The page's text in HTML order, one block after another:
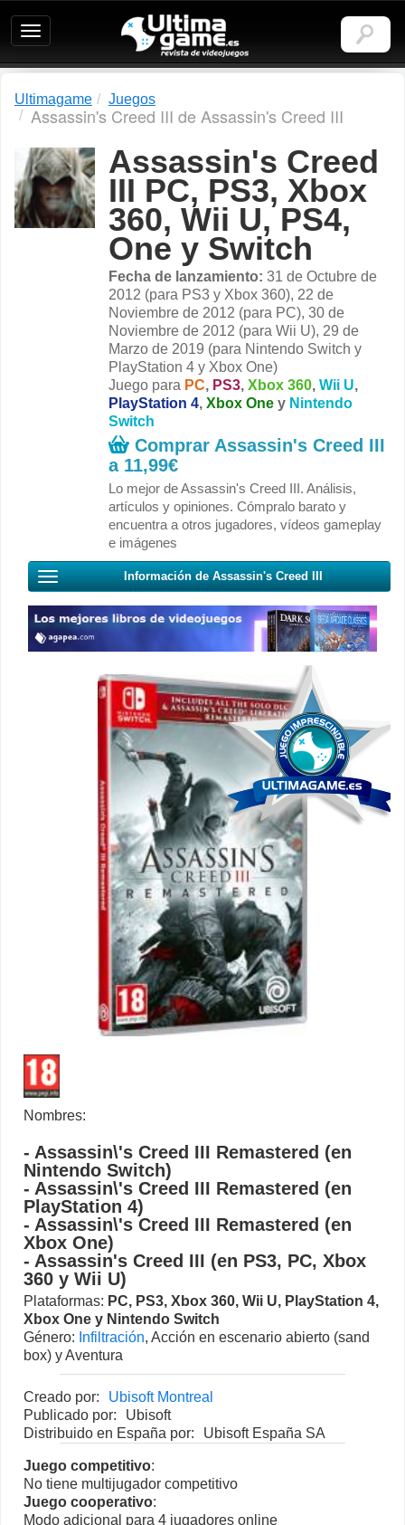
Ultimagame:
Revista
de
Ultimagame Juegos
Assassin's Creed III de Assassin's Creed III
Assassin's Creed
III PC, PS3, Xbox
360, Wii U, PS4,
One y Switch
Fecha de lanzamiento: 31 de Octubre de
2012 (para PS3 y Xbox 360), 22 de
Noviembre de 2012 (para PC), 30 de
Noviembre de 2012 (para Wii U), 29 de
Marzo de 2019 (para Nintendo Switch y
PlayStation 4 y Xbox One)
Juego para PC, PS3, Xbox 360, Wii U,
PlayStation 4, Xbox One y Nintendo
Switch
Comprar Assassin's Creed III
a 11,99€
Lo mejor de Assassin's Creed III. Análisis,
artículos y opiniones. Cómpralo barato y
encuentra a otros jugadores, vídeos gameplay
e imágenes
Información de Assassin's Creed III
Nombres:
- Assassin\'s Creed III Remastered (en
Nintendo Switch)
- Assassin\'s Creed III Remastered (en
PlayStation 4)
- Assassin\'s Creed III Remastered (en
Xbox One)
- Assassin's Creed III (en PS3, PC, Xbox
360 y Wii U)
Plataformas: PC, PS3, Xbox 360, Wii U, PlayStation 4,
Xbox One y Nintendo Switch
Género: Infiltración, Acción en escenario abierto (sand
box) y Aventura
Creado por:
Ubisoft Montreal
Publicado por:
Ubisoft
Distribuido en España por:
Ubisoft España SA
Juego competitivo:
No tiene multijugador competitivo
Juego cooperativo:
Modo adicional para 4 jugadores online